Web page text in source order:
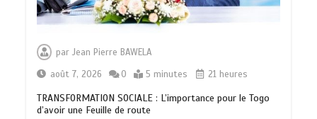
parJean Pierre BAWELA
août 7, 2026
0 5 minutes 21 heures
TRANSFORMATION SOCIALE : L’importance pour le Togo
d’avoir une Feuille de route